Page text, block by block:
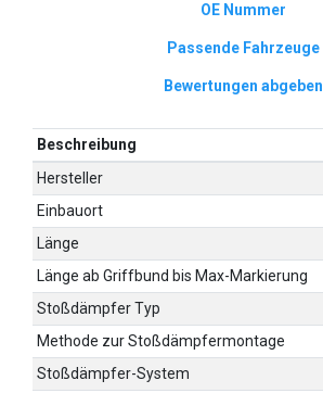
OE Nummer
Passende Fahrzeuge
Bewertungen abgeben
Beschreibung
Hersteller
Einbauort
Länge
Länge ab Griffbund bis Max-Markierung
Stoßdämpfer Typ
Methode zur Stoßdämpfermontage
Stoßdämpfer-System